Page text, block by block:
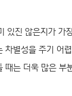
있진 않은지가 가
차별성을 주기 어
때는 더욱 많은 부